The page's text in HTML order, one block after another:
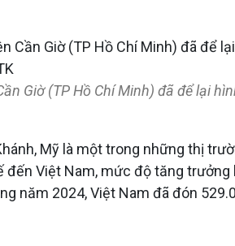
Giờ (TP Hồ Chí Minh) đã để lại
Mỹ là một trong những thị
Việt Nam, mức độ tăng
năm 2024, Việt Nam đã đón